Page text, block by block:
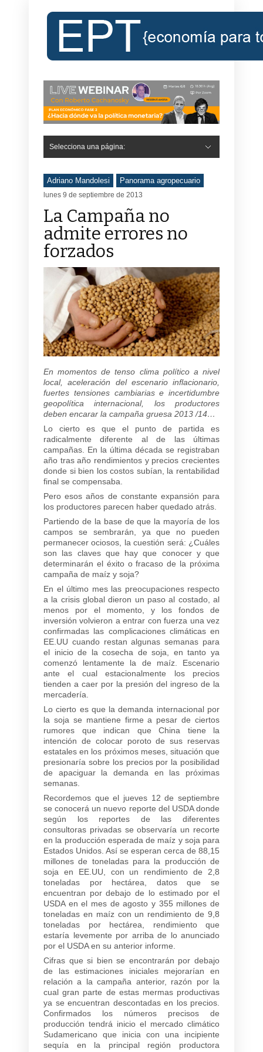
Selecciona una página:
Adriano Mandolesi Panorama agropecuario
lunes 9 de septiembre de 2013
La Campaña no
admite errores no
forzados
En momentos de tenso clima político a nivel
local, aceleración del escenario inflacionario,
fuertes tensiones cambiarias e incertidumbre
geopolítica internacional, los productores
deben encarar la campaña gruesa 2013 /14…
Lo cierto es que el punto de partida es
radicalmente diferente al de las últimas
campañas. En la última década se registraban
año tras año rendimientos y precios crecientes
donde si bien los costos subían, la rentabilidad
final se compensaba.
Pero esos años de constante expansión para
los productores parecen haber quedado atrás.
Partiendo de la base de que la mayoría de los
campos se sembrarán, ya que no pueden
permanecer ociosos, la cuestión será: ¿Cuáles
son las claves que hay que conocer y que
determinarán el éxito o fracaso de la próxima
campaña de maíz y soja?
En el último mes las preocupaciones respecto
a la crisis global dieron un paso al costado, al
menos por el momento, y los fondos de
inversión volvieron a entrar con fuerza una vez
confirmadas las complicaciones climáticas en
EE.UU cuando restan algunas semanas para
el inicio de la cosecha de soja, en tanto ya
comenzó lentamente la de maíz. Escenario
ante el cual estacionalmente los precios
tienden a caer por la presión del ingreso de la
mercadería.
Lo cierto es que la demanda internacional por
la soja se mantiene firme a pesar de ciertos
rumores que indican que China tiene la
intención de colocar poroto de sus reservas
estatales en los próximos meses, situación que
presionaría sobre los precios por la posibilidad
de apaciguar la demanda en las próximas
semanas.
Recordemos que el jueves 12 de septiembre
se conocerá un nuevo reporte del USDA donde
según los reportes de las diferentes
consultoras privadas se observaría un recorte
en la producción esperada de maíz y soja para
Estados Unidos. Así se esperan cerca de 88,15
millones de toneladas para la producción de
soja en EE.UU, con un rendimiento de 2,8
toneladas por hectárea, datos que se
encuentran por debajo de lo estimado por el
USDA en el mes de agosto y 355 millones de
toneladas en maíz con un rendimiento de 9,8
toneladas por hectárea, rendimiento que
estaría levemente por arriba de lo anunciado
por el USDA en su anterior informe.
Cifras que si bien se encontrarán por debajo
de las estimaciones iniciales mejorarían en
relación a la campaña anterior, razón por la
cual gran parte de estas mermas productivas
ya se encuentran descontadas en los precios.
Confirmados los números precisos de
producción tendrá inicio el mercado climático
Sudamericano que inicia con una incipiente
sequía en la principal región productora